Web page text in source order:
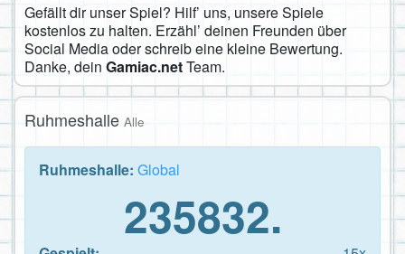
Gefällt dir unser Spiel? Hilf’ uns, unsere Spiele
kostenlos zu halten. Erzähl’ deinen Freunden über
Social Media oder schreib eine kleine Bewertung.
Danke, dein Gamiac.netTeam.
Ruhmeshalle Alle
Ruhmeshalle: Global
235832.